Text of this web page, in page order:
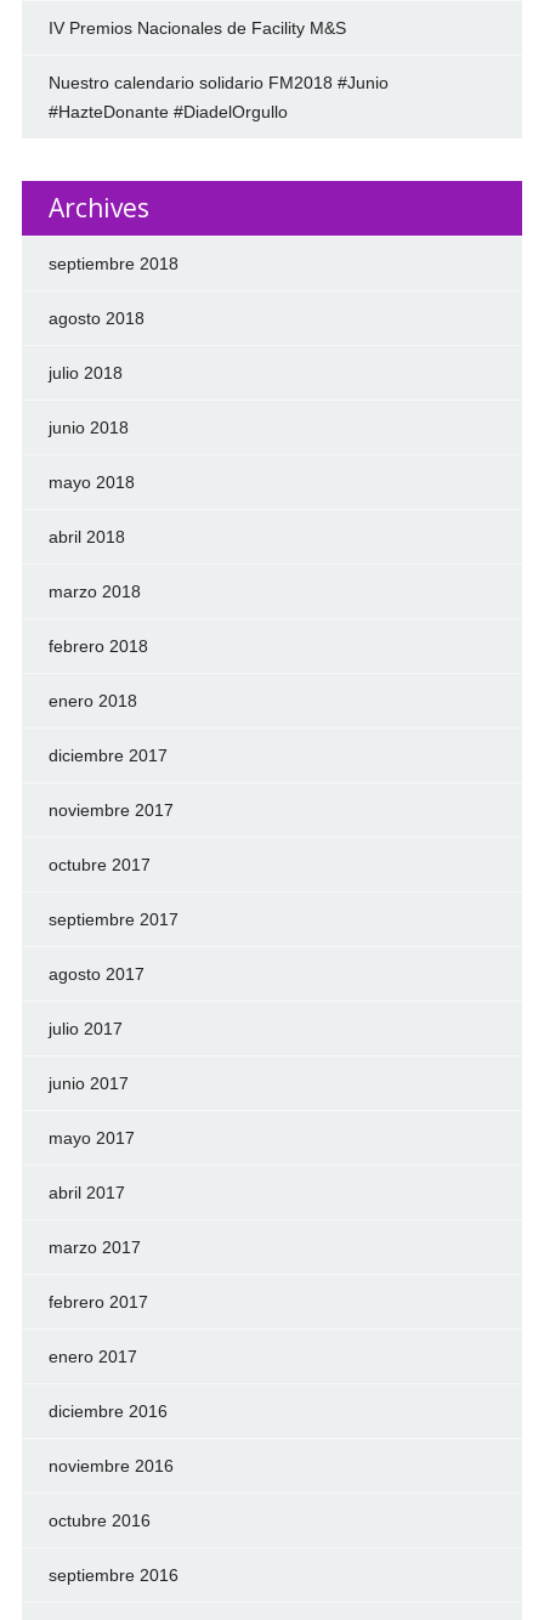
IV Premios Nacionales de Facility M&S
Nuestro calendario solidario FM2018 #Junio
#HazteDonante #DiadelOrgullo
Archives
septiembre 2018
agosto 2018
julio 2018
junio 2018
mayo 2018
abril 2018
marzo 2018
febrero 2018
enero 2018
diciembre 2017
noviembre 2017
octubre 2017
septiembre 2017
agosto 2017
julio 2017
junio 2017
mayo 2017
abril 2017
marzo 2017
febrero 2017
enero 2017
diciembre 2016
noviembre 2016
octubre 2016
septiembre 2016